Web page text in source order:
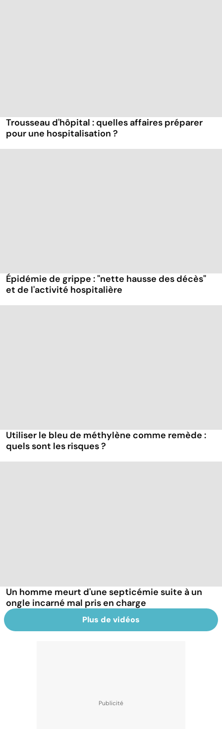
Trousseau d'hôpital : quelles affaires préparer
pour une hospitalisation ?
Épidémie de grippe : "nette hausse des décès"
et de l'activité hospitalière
Utiliser le bleu de méthylène comme remède :
quels sont les risques ?
Un homme meurt d'une septicémie suite à un
ongle incarné mal pris en charge
Plus de vidéos